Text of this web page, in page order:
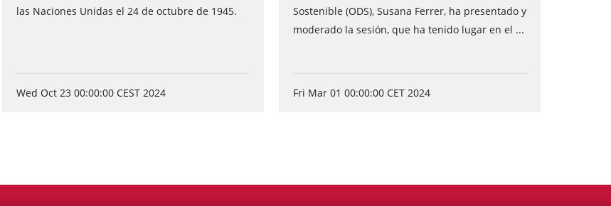
las Naciones Unidas el 24 de octubre de 1945.
Wed Oct 23 00:00:00 CEST 2024
Sostenible (ODS), Susana Ferrer, ha presentado y
moderado la sesión, que ha tenido lugar en el ...
Fri Mar 01 00:00:00 CET 2024